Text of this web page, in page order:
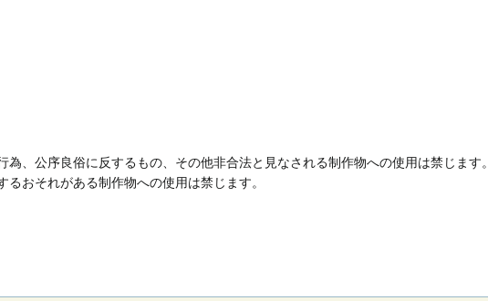
、公序良俗に反するもの、その他非合法と見なされる制作物への使用は禁じます。
おそれがある制作物への使用は禁じます。